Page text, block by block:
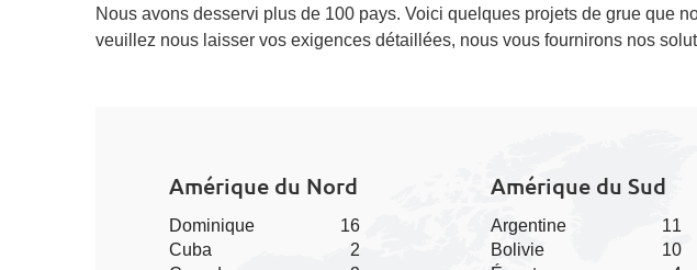
Nous avons desservi plus de 100 pays. Voici quelques projets de grue que
veuillez nous laisser vos exigences détaillées, nous vous fournirons nos
Amérique du Nord
Dominique
Cuba
16
2
Amérique du Sud
Argentine
Bolivie
11
10